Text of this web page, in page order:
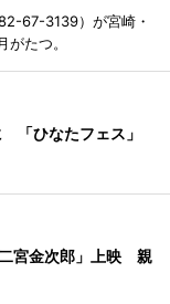
67-3139）が宮崎・
たつ。
「ひなたフェス」
宮金次郎」上映 親